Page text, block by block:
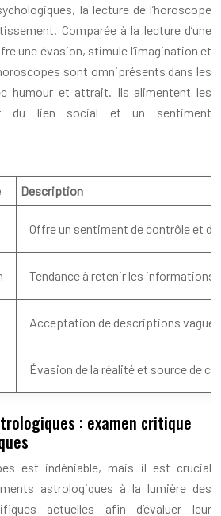
la lecture de l’horoscope
Comparée à la lecture d’une
une évasion, stimule l’imagination et
sont omniprésents dans les
humour et attrait. Ils alimentent les
du lien social et un sentiment
Description
Offre un sentiment de contrôle et
Tendance à retenir les
Acceptation de descriptions
Évasion de la réalité et source de
: examen critique
est indéniable, mais il est crucial
astrologiques à la lumière des
actuelles afin d’évaluer leur